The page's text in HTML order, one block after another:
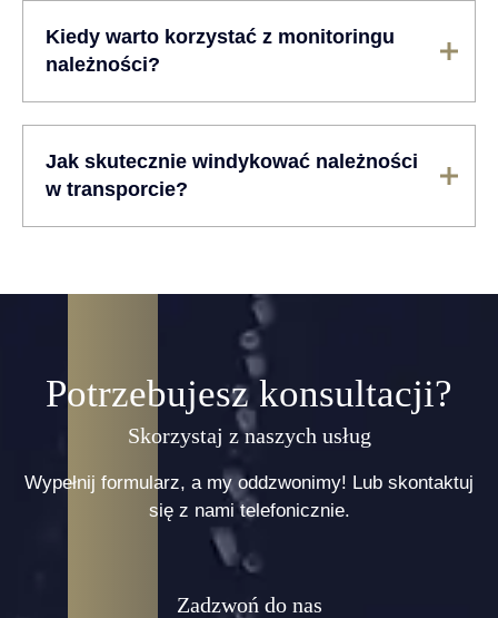
Kiedy warto korzystać z monitoringu
należności?
Jak skutecznie windykować należności
w transporcie?
Potrzebujesz konsultacji?
Skorzystaj z naszych usług
Wypełnij formularz, a my oddzwonimy! Lub skontaktuj
się z nami telefonicznie.
Zadzwoń do nas